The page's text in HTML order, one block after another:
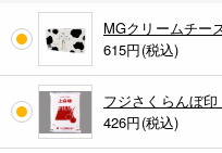
MGクリームチー
615円(税込)
フジさくらんぼ
426円(税込)